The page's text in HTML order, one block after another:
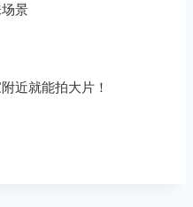
景
近就能拍大片！